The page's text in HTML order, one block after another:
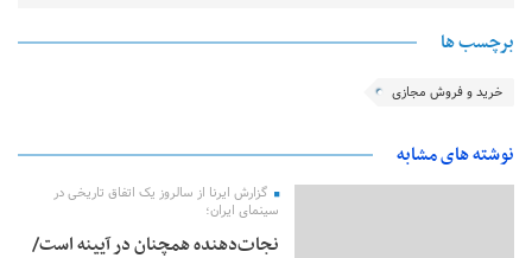
برچسب ها
خرید و فروش مجازی
نوشته های مشابه
گزارش ایرنا از سالروز یک اتفاق تاریخی در
سینمای ایران؛
نجات‌دهنده‌ همچنان در آیینه است/